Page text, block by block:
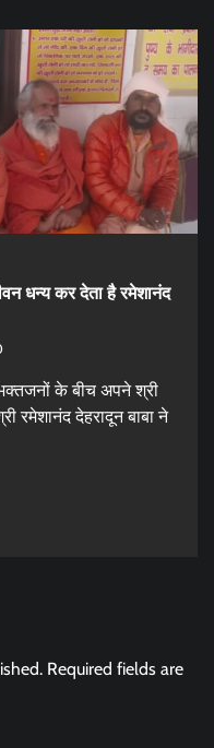
धन्य कर देता है रमेशानंद
भक्तजनों के बीच अपने श्री
रमेशानंद देहरादून बाबा ने
Required fields are